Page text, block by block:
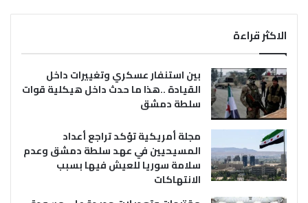
الاكثر قراءة
بين استنفار عسكري وتغييرات داخل
القيادة ..هذا ما حدث داخل هيكلية قوات
سلطة دمشق
مجلة أمريكية تؤكد تراجع أعداد
المسيحيين في عهد سلطة دمشق وعدم
سلامة سوريا للعيش فيها بسبب
الانتهاكات